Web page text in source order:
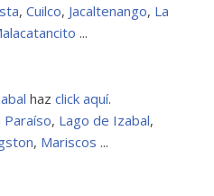
, Cuilco, Jacaltenango, La
...
haz click aquí.
Paraíso, Lago de Izabal,
, Mariscos ...